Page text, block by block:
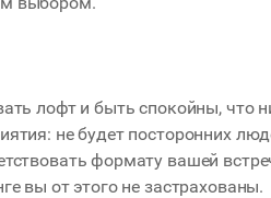
лофт и быть спокойны, что
не будет посторонних
формату вашей
вы от этого не застрахованы.